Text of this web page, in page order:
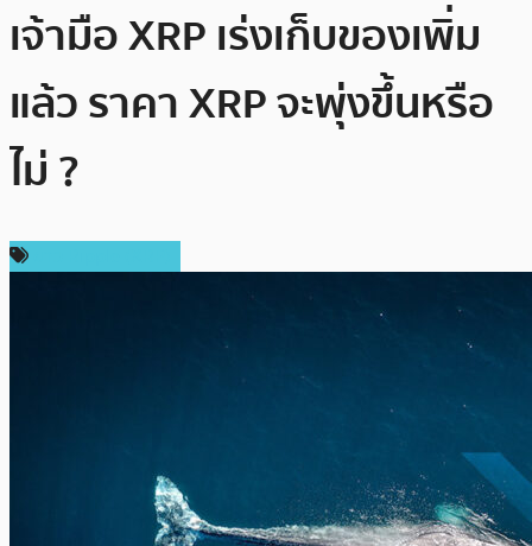
เจ้ามือ XRP เร่งเก็บของเพิ่ม
แล้ว ราคา XRP จะพุ่งขึ้นหรือ
ไม่ ?